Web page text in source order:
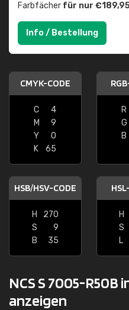
Farbfächer für nur
Info / Bestellung
CMYK-CODE
C
4
M
9
Y
0
K
65
R
G
B
HSB/HSV-CODE
H
270
S
9
B
35
H
S
L
NCS S 7005-R50B
anzeigen